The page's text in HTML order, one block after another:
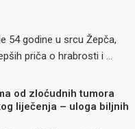
54 godine u srcu Žepča,
priča o hrabrosti i …
od zloćudnih tumora
liječenja – uloga biljnih